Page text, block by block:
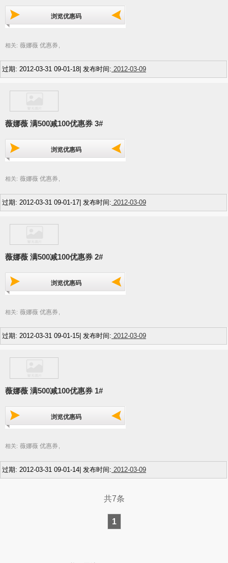
浏览优惠码
相关: 薇娜薇 优惠券
过期: 2012-03-31 09-01-18| 发布时间: 2012-03-09
薇娜薇 满500减100优惠券 3#
浏览优惠码
相关: 薇娜薇 优惠券
过期: 2012-03-31 09-01-17| 发布时间: 2012-03-09
薇娜薇 满500减100优惠券 2#
浏览优惠码
相关: 薇娜薇 优惠券
过期: 2012-03-31 09-01-15| 发布时间: 2012-03-09
薇娜薇 满500减100优惠券 1#
浏览优惠码
相关: 薇娜薇 优惠券
过期: 2012-03-31 09-01-14| 发布时间: 2012-03-09
共7条
1